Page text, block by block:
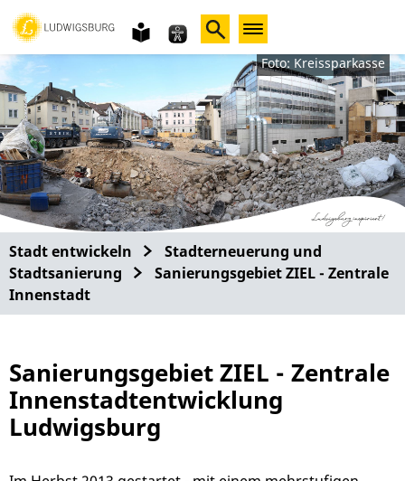
Gebärdensprache
leichte
Sprache Foto: Kreissparkasse
Stadt entwickeln
Stadterneuerung und
Stadtsanierung
Sanierungsgebiet ZIEL - Zentrale
Innenstadt
Sanierungsgebiet ZIEL - Zentrale
Innenstadtentwicklung
Ludwigsburg